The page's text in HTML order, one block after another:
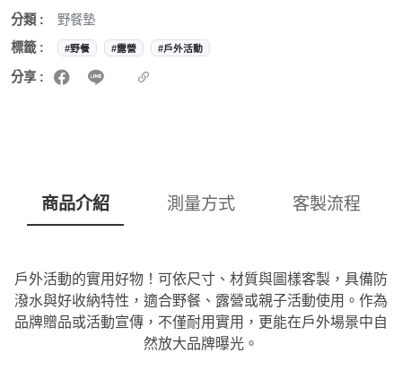
分類 :
野餐墊
標籤 :
#野餐 #露營 #戶外活動
分享 :
商品介紹 測量方式 客製流程
戶外活動的實用好物！可依尺寸、材質與圖樣客製，具備防
潑水與好收納特性，適合野餐、露營或親子活動使用。作為
品牌贈品或活動宣傳，不僅耐用實用，更能在戶外場景中自
然放大品牌曝光。